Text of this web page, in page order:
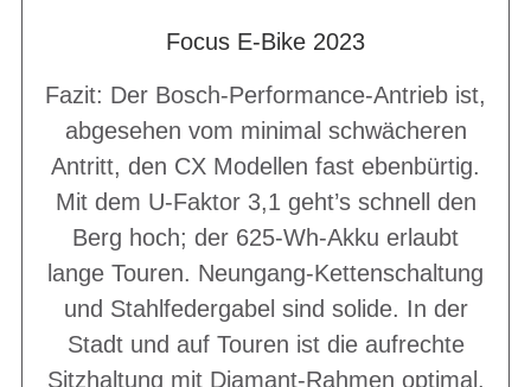
Focus E-Bike 2023
Fazit: Der Bosch-Performance-Antrieb ist,
abgesehen vom minimal schwächeren
Antritt, den CX Modellen fast ebenbürtig.
Mit dem U-Faktor 3,1 geht’s schnell den
Berg hoch; der 625-Wh-Akku erlaubt
lange Touren. Neungang-Kettenschaltung
und Stahlfedergabel sind solide. In der
Stadt und auf Touren ist die aufrechte
Sitzhaltung mit Diamant-Rahmen optimal.